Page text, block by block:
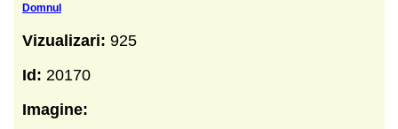
Domnul
Vizualizari: 925
Id: 20170
Imagine: